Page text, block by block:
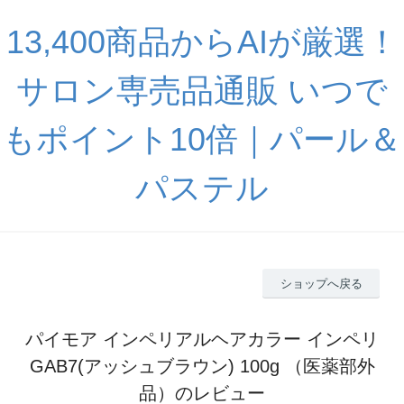
13,400商品からAIが厳選！
サロン専売品通販 いつで
もポイント10倍｜パール＆
パステル
ショップへ戻る
パイモア インペリアルヘアカラー インペリ
GAB7(アッシュブラウン) 100g （医薬部外
品）のレビュー